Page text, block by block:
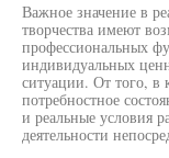
Важное значение в
творчества имеют
профессиональных
индивидуальных
ситуации. От того, в
потребностное
и реальные условия
деятельности